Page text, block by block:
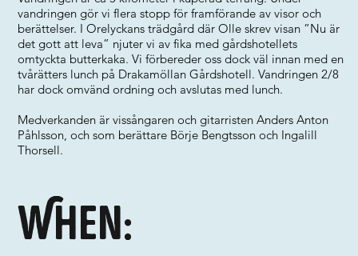
vandringen gör vi flera stopp för framförande av visor och
berättelser. I Orelyckans trädgård där Olle skrev visan ”Nu är
det gott att leva” njuter vi av fika med gårdshotellets
omtyckta butterkaka. Vi förbereder oss dock väl innan med en
tvårätters lunch på Drakamöllan Gårdshotell. Vandringen 2/8
har dock omvänd ordning och avslutas med lunch.
Medverkanden är vissångaren och gitarristen Anders Anton
Påhlsson, och som berättare Börje Bengtsson och Ingalill
Thorsell.
When: